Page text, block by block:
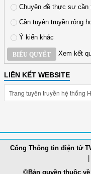
Chuyên đề thực sự cần
Cần tuyên truyền rộng
Ý kiến khác
BIỂU QUYẾT Xem kết
LIÊN KẾT WEBSITE
Cổng Thông tin điện tử
©Bản quyền thuộc